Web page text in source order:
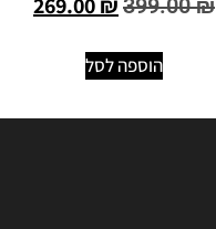
399.00₪
269.00₪
הוספה לסל